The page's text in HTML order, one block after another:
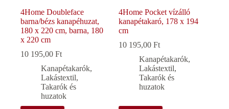
4Home Doubleface
barna/bézs kanapéhuzat,
180 x 220 cm, barna, 180
x 220 cm
10 195,00 Ft
Kanapétakarók,
Lakástextil,
Takarók és
huzatok
4Home Pocket vízálló
kanapétakaró, 178 x 194
cm
10 195,00Ft
Kanapétakarók,
Lakástextil,
Takarók és
huzatok